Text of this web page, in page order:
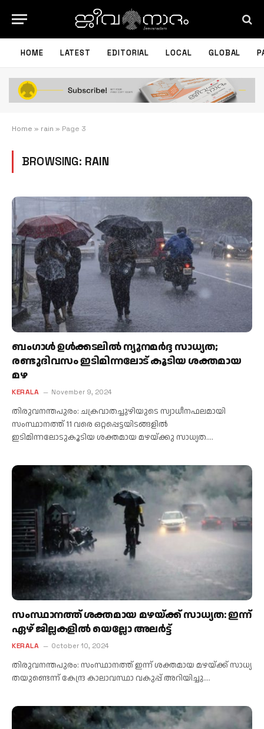
HOME LATEST EDITORIAL LOCAL GLOBAL
Home » rain » Page 3
BROWSING: RAIN
ബംഗാള്‍ ഉള്‍ക്കടലില്‍ ന്യൂനമര്‍ദ്ദ സാധ്യത;
രണ്ടുദിവസം ഇടിമിന്നലോട് കൂടിയ ശക്തമായ
മഴ
KERALA November 9, 2024
തിരുവനന്തപുരം: ചക്രവാതച്ചുഴിയുടെ സ്വാധീനഫലമായി
സംസ്ഥാനത്ത് 11 വരെ ഒറ്റപ്പെട്ടയിടങ്ങളില്‍
ഇടിമിന്നലോടുകൂടിയ ശക്തമായ മഴയ്ക്കു സാധ്യത.…
സം​സ്ഥാ​ന​ത്ത് ശ​ക്ത​മാ​യ മ​ഴ​യ്ക്ക് സാ​ധ്യ​ത: ഇ​ന്ന്
ഏഴ് ജി​ല്ല​ക​ളി​ൽ യെ​ല്ലോ അ​ല​ർ​ട്ട്
KERALA October 10, 2024
തി​രു​വ​ന​ന്ത​പു​രം: സം​സ്ഥാ​ന​ത്ത് ഇ​ന്ന് ശ​ക്ത​മാ​യ മ​ഴ​യ്ക്ക് സാ​ധ്യ​
ത​യു​ണ്ടെ​ന്ന് കേ​ന്ദ്ര കാ​ലാ​വ​സ്ഥാ വ​കു​പ്പ് അ​റി​യി​ച്ചു.…